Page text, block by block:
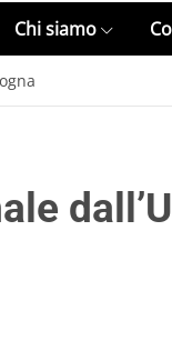
Chi siamo